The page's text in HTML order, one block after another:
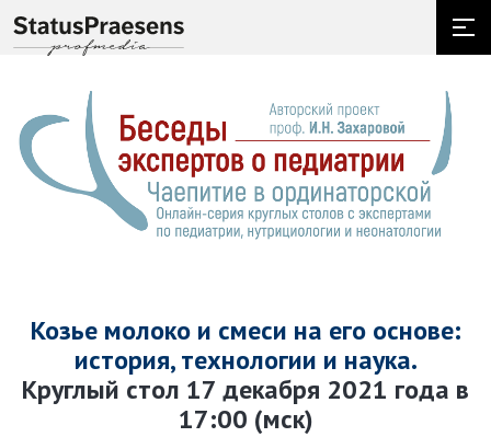
Козье молоко и смеси на его основе:
история, технологии и наука.
Круглый стол 17 декабря 2021 года в
17:00 (мск)